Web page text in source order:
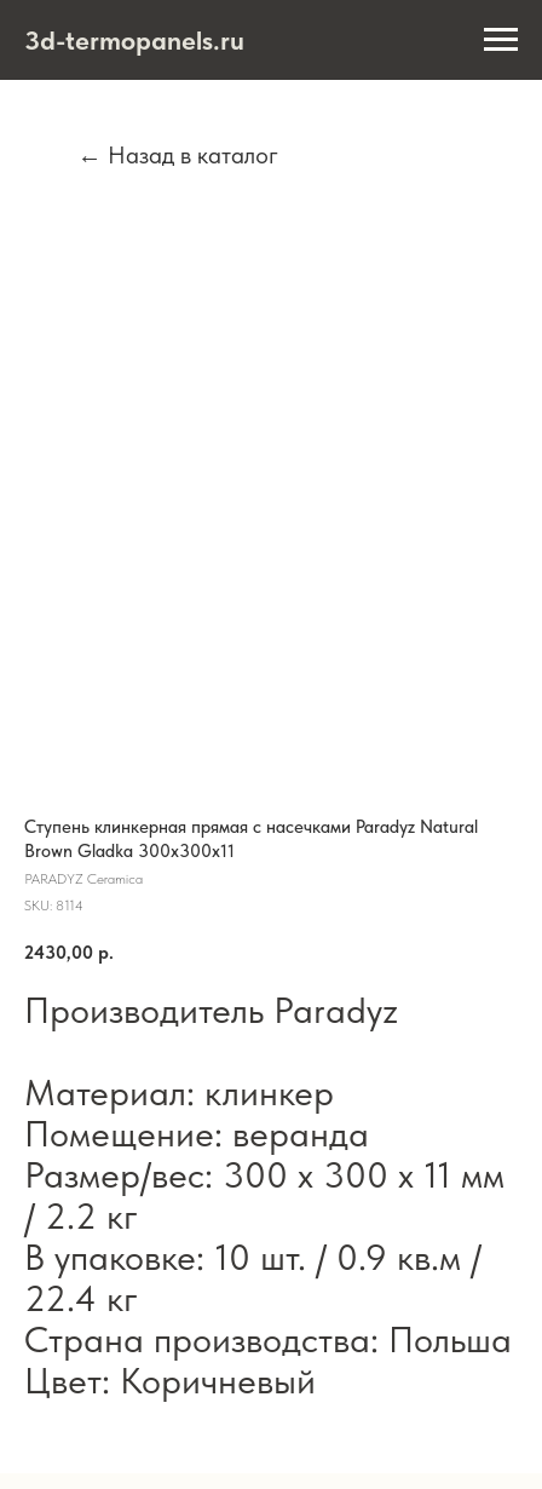
3d-termopanels.ru
← Назад в каталог
Ступень клинкерная прямая с насечками Paradyz Natural
Brown Gladka 300x300x11
PARADYZ Ceramica
SKU: 8114
2430,00 р.
Производитель Paradyz
Материал: клинкер
Помещение: веранда
Размер/вес: 300 x 300 x 11 мм
/ 2.2 кг
В упаковке: 10 шт. / 0.9 кв.м /
22.4 кг
Страна производства: Польша
Цвет: Коричневый